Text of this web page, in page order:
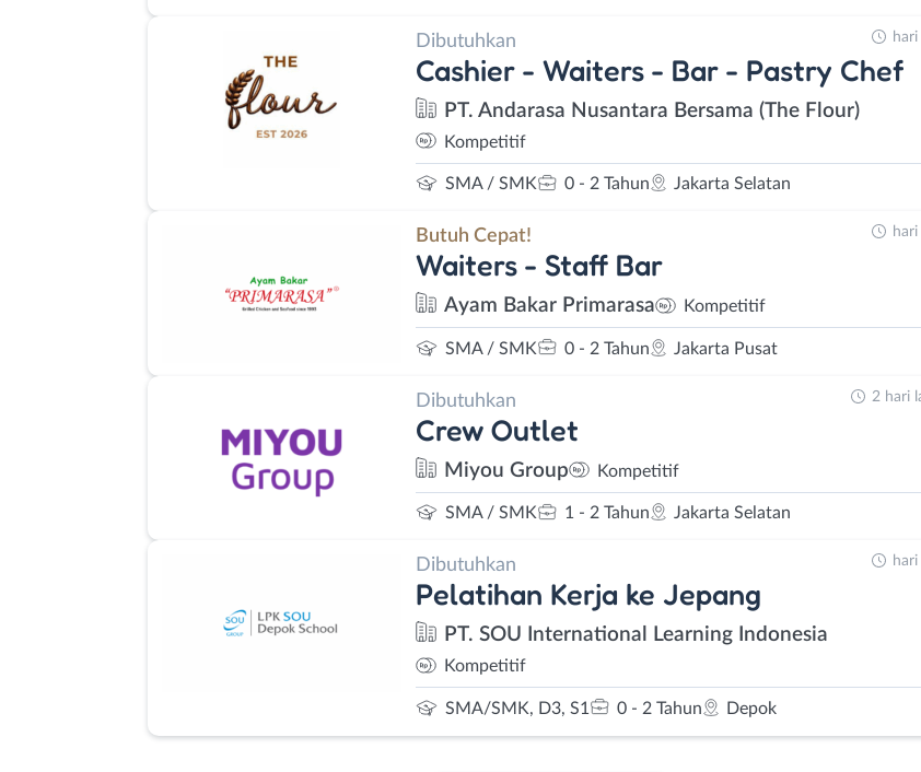
Dibutuhkan
Cashier - Waiters - Bar - Pastry Chef
PT. Andarasa Nusantara Bersama (The Flour)
Kompetitif
SMA / SMK 0 - 2 Tahun Jakarta Selatan
Butuh Cepat!
Waiters - Staff Bar
Ayam Bakar Primarasa Kompetitif
SMA / SMK 0 - 2 Tahun Jakarta Pusat
Dibutuhkan
Crew Outlet
Miyou Group Kompetitif
SMA / SMK 1 - 2 Tahun Jakarta Selatan
2 hari
Dibutuhkan
Pelatihan Kerja ke Jepang
PT. SOU International Learning Indonesia
Kompetitif
SMA/SMK, D3, S1 0 - 2 Tahun Depok